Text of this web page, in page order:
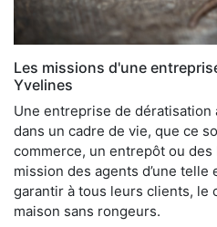
Les missions d'une
Yvelines
Une entreprise de
dans un cadre de vie, que ce
commerce, un entrepôt ou
mission des agents d’une
garantir à tous leurs clients, le
maison sans rongeurs.